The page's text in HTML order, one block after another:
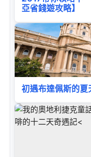
亞省錢遊攻略】
初遇布達佩斯的夏